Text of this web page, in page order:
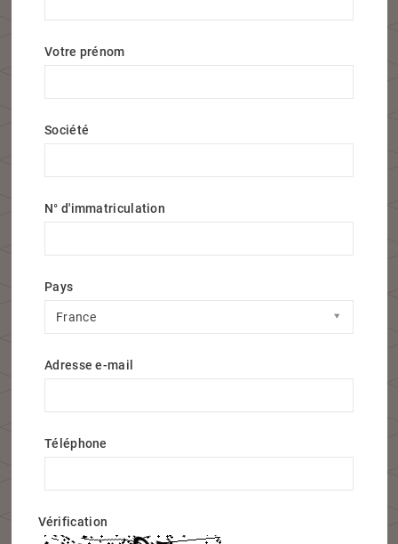
Votre prénom
Société
N° d'immatriculation
Pays
France
Pays
Adresse e-mail
Téléphone
Vérification